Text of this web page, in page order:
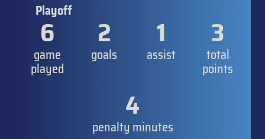
Playoff
6
game
played
2
goals
1
assist
3
total
points
4
penalty minutes